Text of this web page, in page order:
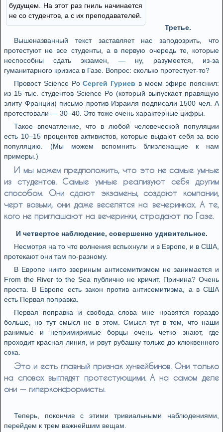
будущем. На этот раз гниль начинается
не со студентов, а с их преподавателей.
Третье.
Вышеназванный текст заставляет нас заподозрить, что
протестуют не все студенты, а в первую очередь те, которые
неспособны сдать экзамен, — ну, разумеется, из-за
гуманитарного кризиса в Газе. Вопрос: сколько протестует-то?
Провост Science PoСергей Гуриев в моем эфире пояснил:
из 15 тыс. студентов Science Po (который выпускает правящую
элиту Франции) письмо против Израиля подписали 1500 чел. А
протестовали — 30–40. Это тоже очень характерные цифры.
Такое впечатление, что в любой человеческой популяции
есть 10–15 процентов активистов, которые выдают себя за всю
популяцию. (Мы можем вспомнить близлежащие к нам
примеры.)
И мы можем предположить, что это не самые умные
из студентов. Самые умные реализуют себя другим
способом. Они сдают экзамены, создают компании,
черт возьми, они даже веселятся на вечеринках. А те,
кого не приглашают на вечеринки, страдают по Газе.
И четвертое наблюдение, совершенно удивительное.
Несмотря на то что волнения вспыхнули и в Европе, и в США,
протекают они там по-разному.
В Европе никто звериным антисемитизмом не занимается и
From the River to the Sea публично не кричит. Причина? Очень
проста. В Европе есть закон против антисемитизма, а в США
есть Первая поправка.
Первая поправка и свобода слова мне нравятся гораздо
больше, но тут смысл не в этом. Смысл тут в том, что наши
ранимые и непримиримые борцы очень четко знают, где
проходит красная линия, и рвут рубашку только до клюквенного
сока.
Это и есть главный признак хунвейбинов. Они только
на словах выглядят протестующими. А на самом деле
они — гиперконформисты.
Теперь, покончив с этими тривиальными наблюдениями,
перейдем к трем важнейшим вещам.